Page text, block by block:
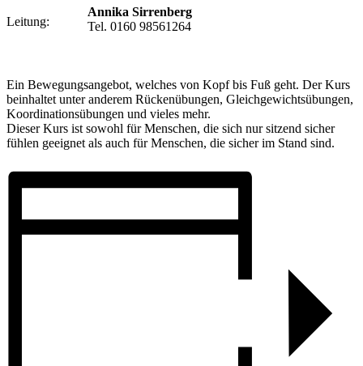
Leitung:
Annika Sirrenberg
Tel. 0160 98561264
Ein Bewegungsangebot, welches von Kopf bis Fuß geht. Der Kurs
beinhaltet unter anderem Rückenübungen, Gleichgewichtsübungen,
Koordinationsübungen und vieles mehr.
Dieser Kurs ist sowohl für Menschen, die sich nur sitzend sicher
fühlen geeignet als auch für Menschen, die sicher im Stand sind.